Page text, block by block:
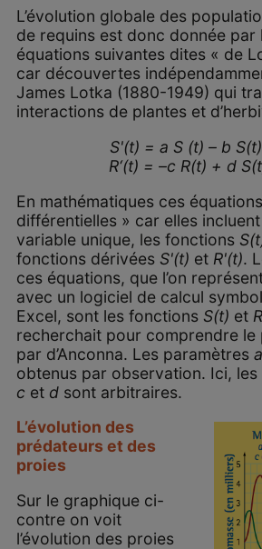
L’évolution globale des
de requins est donc donnée par
équations suivantes dites « de
car découvertes
James Lotka (1880-1949) qui
interactions de plantes et
S'(t) = a S (t) – b
R‘(t) = –c R(t) + d
En mathématiques ces
différentielles » car elles
variable unique, les fonctions
fonctions dérivées S'(t) et R'(t).
ces équations, que l’on
avec un logiciel de calcul
Excel, sont les fonctions S(t) et
recherchait pour comprendre le
par d’Anconna. Les paramètres
obtenus par observation. Ici, les
c et dsont arbitraires.
L’évolution des
prédateurs et des
proies
Sur le graphique ci-
contre on voit
l’évolution des proies